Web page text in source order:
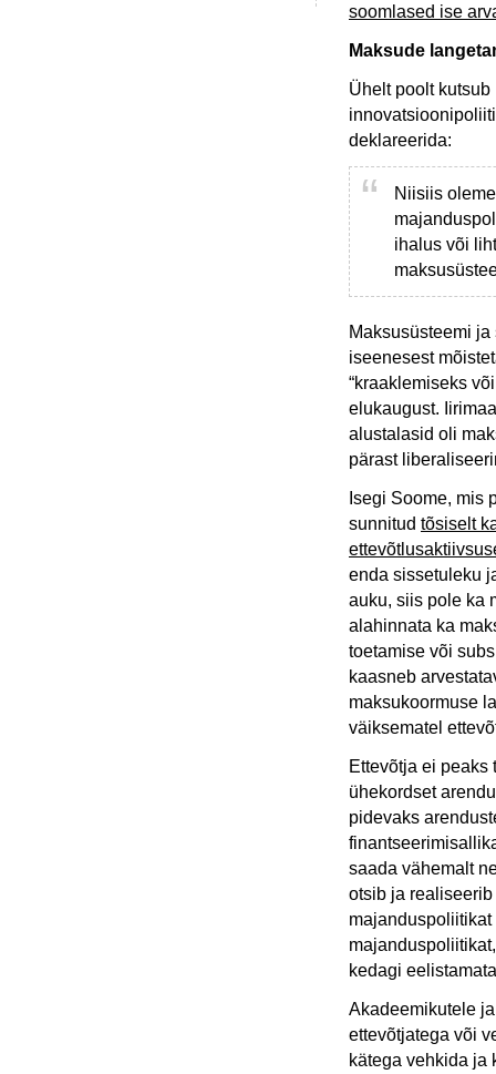
soomlased ise
Maksude
Ühelt poolt
deklareerida:
Niisiis
ihalus või
Maksusüsteemi
iseenesest
“kraaklemiseks
elukaugust.
alustalasid oli
pärast
Isegi Soome, mis
sunnitud tõsiselt
enda sissetuleku
auku, siis pole ka
alahinnata ka
toetamise või
kaasneb
maksukoormuse
väiksematel
Ettevõtja ei peaks
ühekordset
pidevaks
saada vähemalt
otsib ja
kedagi
Akadeemikutele
ettevõtjatega või
kätega vehkida ja